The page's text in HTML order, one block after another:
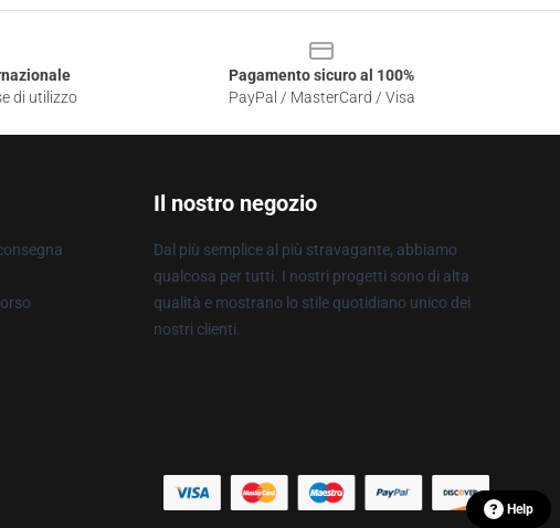
di utilizzo
Pagamento sicuro al 100%
PayPal / MasterCard / Visa
Il nostro negozio
Dal più semplice al più stravagante, abbiamo
qualcosa per tutti. I nostri progetti sono di alta
qualità e mostrano lo stile quotidiano unico dei
nostri clienti.
Help